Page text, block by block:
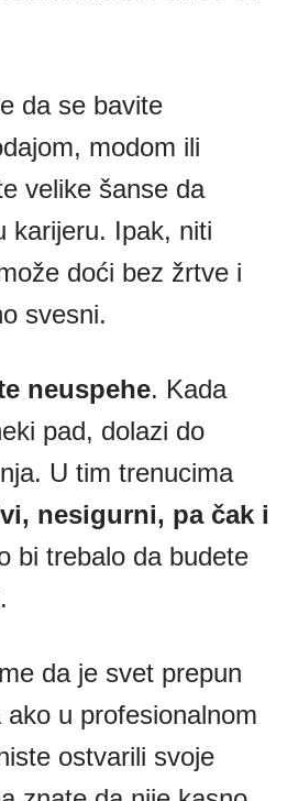
da se bavite
modom ili
velike šanse da
karijeru. Ipak, niti
doći bez žrtve i
svesni.
neuspehe. Kada
pad, dolazi do
U tim trenucima
nesigurni, pa čak i
bi trebalo da budete
da je svet prepun
u profesionalnom
ostvarili svoje